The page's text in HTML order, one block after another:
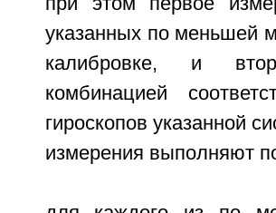
указанных по меньшей
калибровке, и
комбинацией
гироскопов указанной
измерения выполняют